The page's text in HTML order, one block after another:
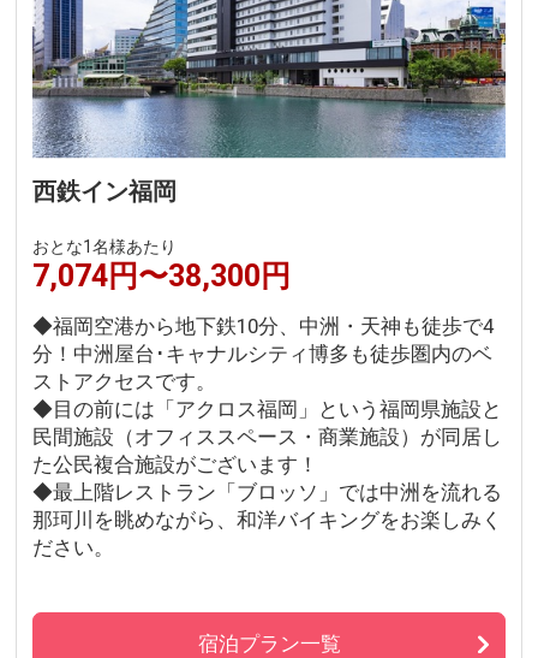
西鉄イン福岡
おとな1名様あたり
7,074円〜38,300円
◆福岡空港から地下鉄10分、中洲・天神も徒歩で4
分！中洲屋台･キャナルシティ博多も徒歩圏内のベ
ストアクセスです。
◆目の前には「アクロス福岡」という福岡県施設と
民間施設（オフィススペース・商業施設）が同居し
た公民複合施設がございます！
◆最上階レストラン「ブロッソ」では中洲を流れる
那珂川を眺めながら、和洋バイキングをお楽しみく
ださい。
宿泊プラン一覧